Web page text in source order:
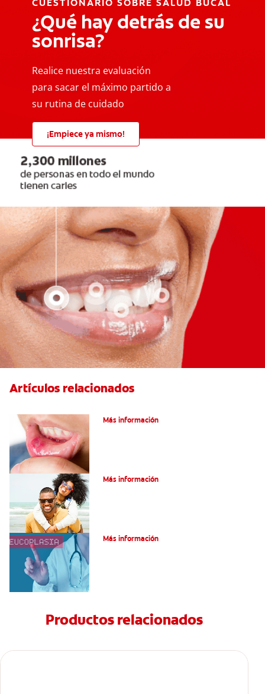
CUESTIONARIO SOBRE SALUD BUCAL
¿Qué hay detrás de su
sonrisa?
Realice nuestra evaluación
para sacar el máximo partido a
su rutina de cuidado
¡Empiece ya mismo!
Artículos relacionados
Más información
Más información
Más información
Productos relacionados